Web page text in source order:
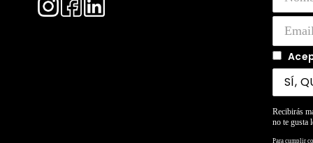
Recibirás
no te gusta
Para cumplir